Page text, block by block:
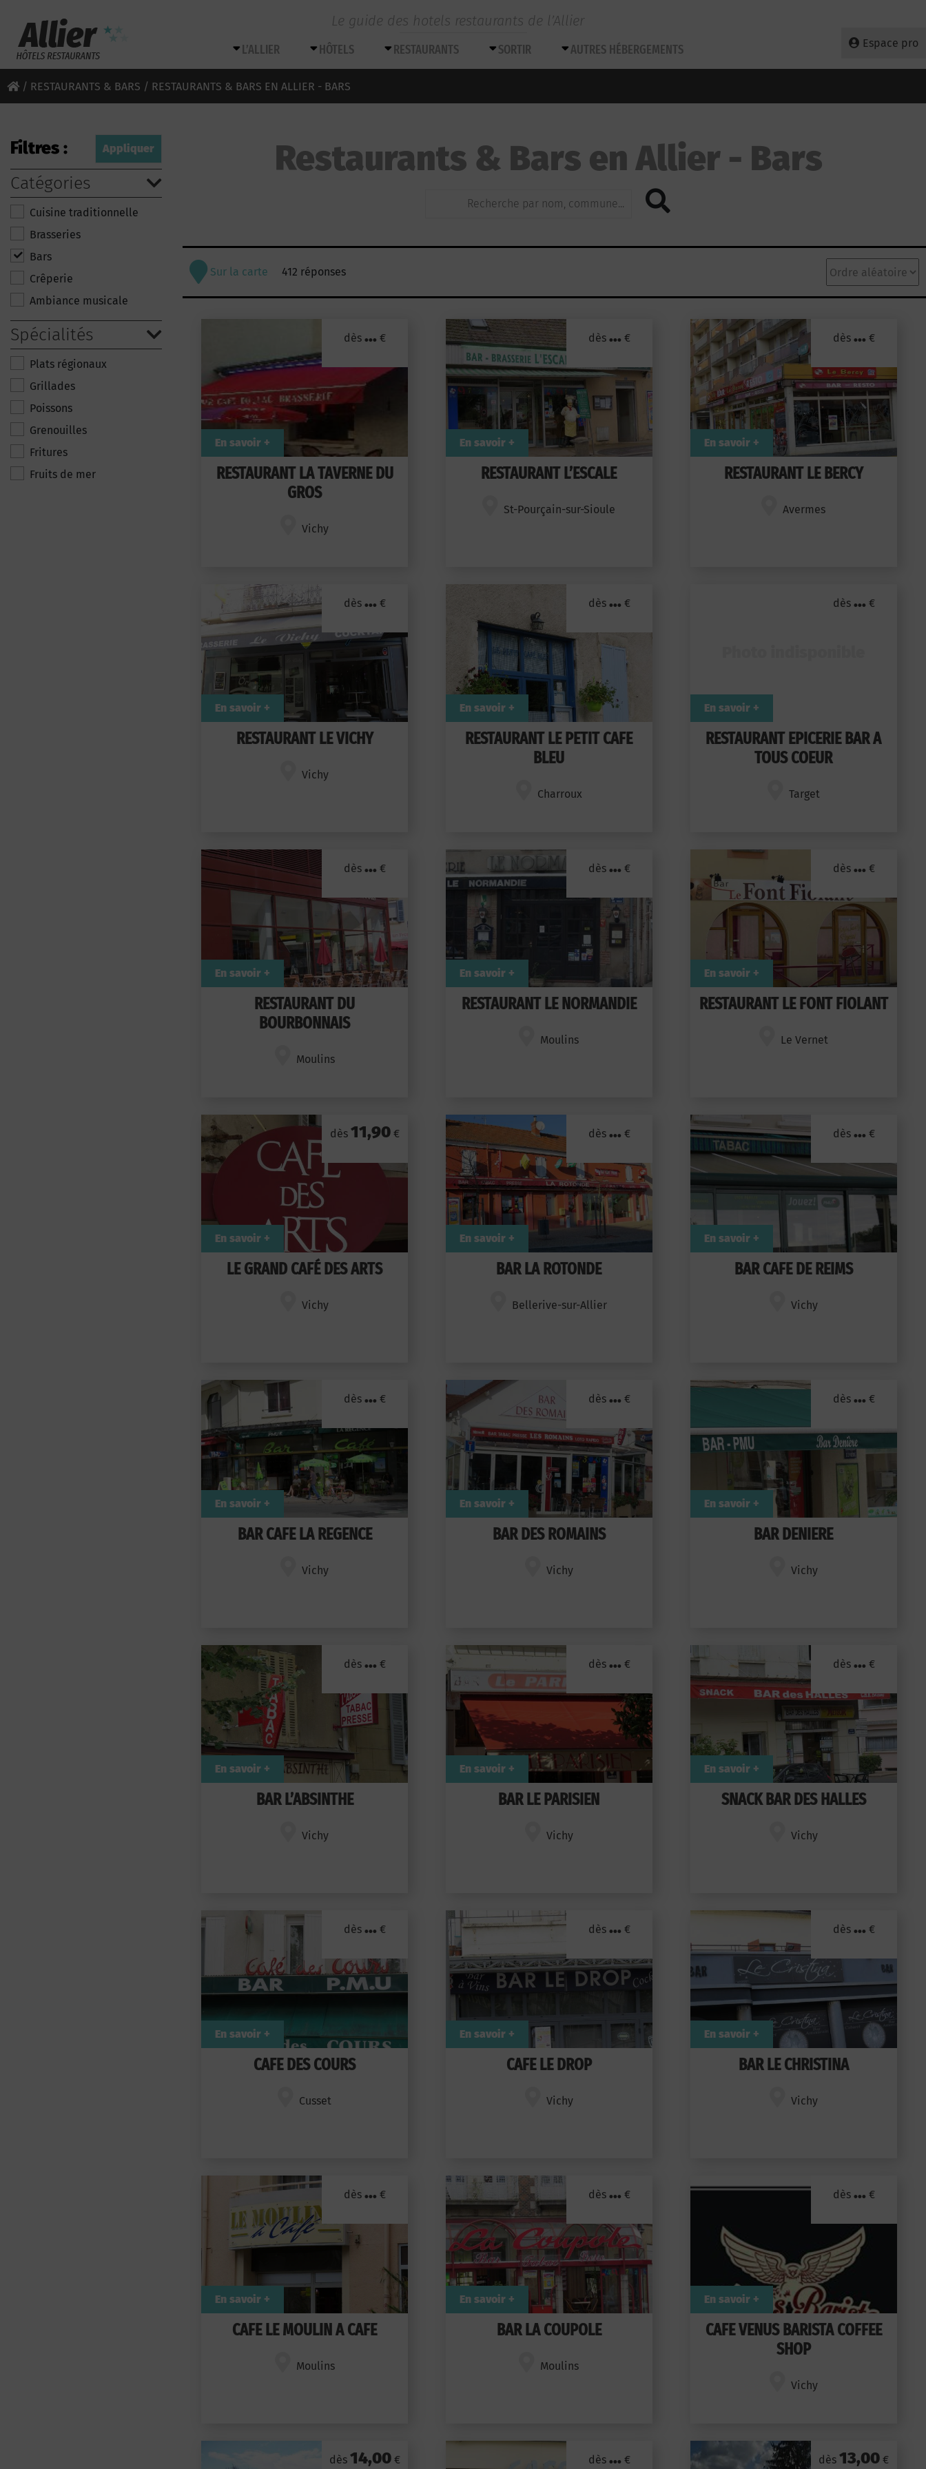
Le guide des hotels restaurants de l’Allier
Espace pro
L’ALLIER HÔTELS RESTAURANTS SORTIR AUTRES HÉBERGEMENTS
/ RESTAURANTS & BARS / RESTAURANTS & BARS EN ALLIER - BARS
Filtres :
Catégories
Cuisine traditionnelle
Brasseries
Bars
Crêperie
Ambiance musicale
Spécialités
Plats régionaux
Grillades
Poissons
Grenouilles
Fritures
Fruits de mer
Restaurants & Bars en Allier Bars
Sur la carte 412 réponses
RESTAURANT LA TAVERNE DU
GROS
Vichy
dès... €
En savoir +
RESTAURANT L’ESCALE
St-Pourçain-sur-Sioule
dès ... €
En savoir +
RESTAURANT LE BERCY
Avermes
dès ... €
En savoir +
RESTAURANT LE VICHY
Vichy
dès... €
En savoir +
RESTAURANT LE PETIT CAFE
BLEU
Charroux
dès ... €
En savoir +
RESTAURANT EPICERIE BAR A
TOUS COEUR
Target
dès ... €
En savoir +
RESTAURANT DU
BOURBONNAIS
Moulins
dès... €
En savoir +
RESTAURANT LE NORMANDIE
Moulins
dès ... €
En savoir +
RESTAURANT LE FONT FIOLANT
Le Vernet
dès ... €
En savoir +
LE GRAND CAFÉ DES ARTS
Vichy
dès11,90 €
En savoir +
BAR LA ROTONDE
Bellerive-sur-Allier
dès ... €
En savoir +
BAR CAFE DE REIMS
Vichy
dès ... €
En savoir +
BAR CAFE LA REGENCE
Vichy
dès... €
En savoir +
BAR DES ROMAINS
Vichy
dès ... €
En savoir +
BAR DENIERE
Vichy
dès ... €
En savoir +
BAR L’ABSINTHE
Vichy
dès... €
En savoir +
BAR LE PARISIEN
Vichy
dès ... €
En savoir +
SNACK BAR DES HALLES
Vichy
dès ... €
En savoir +
CAFE DES COURS
Cusset
dès... €
En savoir +
CAFE LE DROP
Vichy
dès ... €
En savoir +
BAR LE CHRISTINA
Vichy
dès ... €
En savoir +
CAFE LE MOULIN A CAFE
Moulins
dès... €
En savoir +
BAR LA COUPOLE
Moulins
dès ... €
En savoir +
CAFE VENUS BARISTA COFFEE
SHOP
Vichy
dès ... €
En savoir +
dès14,00 € dès ... € dès13,00 €